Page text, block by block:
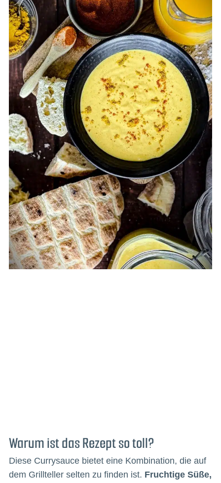
Warum ist das Rezept so toll?
Diese Currysauce bietet eine Kombination, die auf
dem Grillteller selten zu finden ist. Fruchtige Süße,